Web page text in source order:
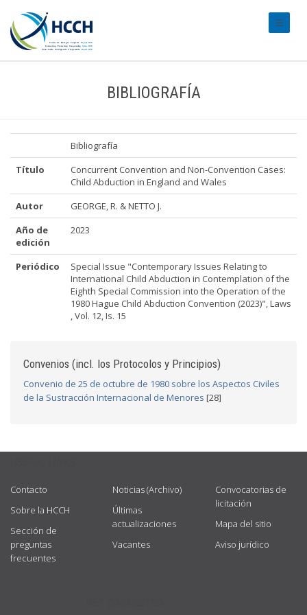
BIBLIOGRAFÍA
Bibliografía
Título
Concurrent Convention and Non-Convention Cases:
Child Abduction in England and Wales
Autor
GEORGE, R. & NETTO J.
Año de
edición
2023
Periódico
Special Issue "Contemporary Issues Relating to
International Child Abduction in Contemplation of the
Eighth Special Commission into the Operation of the
1980 Hague Child Abduction Convention (2023)", Laws
, Vol. 12, Is. 15
Convenios (incl. los Protocolos y Principios)
Convenio de 25 de octubre de 1980 sobre los Aspectos Civiles
de la Sustracción Internacional de Menores [28]
Contacto
Sobre la HCCH
Sección de
preguntas
frecuentes
Noticias (Archivo)
Últimas
actualizaciones
Vacantes
Convocatorias de
licitación
Mapa del sitio
Aviso jurídico